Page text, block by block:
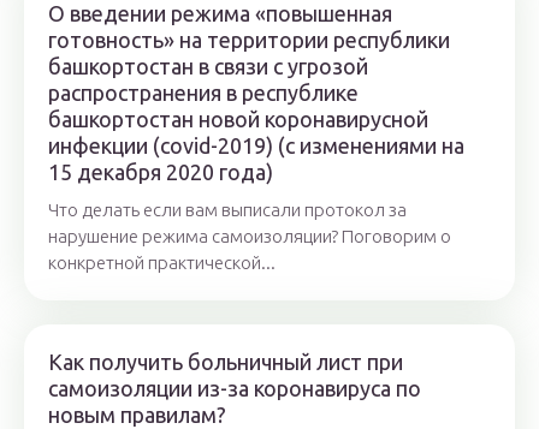
О введении режима «повышенная
готовность» на территории республики
башкортостан в связи с угрозой
распространения в республике
башкортостан новой коронавирусной
инфекции (covid-2019) (с изменениями на
15 декабря 2020 года)
Что делать если вам выписали протокол за
нарушение режима самоизоляции? Поговорим о
конкретной практической...
Как получить больничный лист при
самоизоляции из-за коронавируса по
новым правилам?